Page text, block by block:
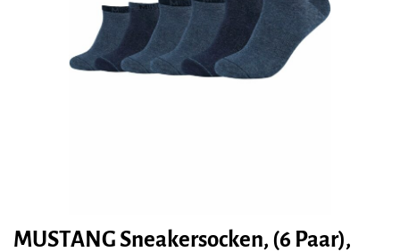
MUSTANG Sneakersocken, (6 Paar),